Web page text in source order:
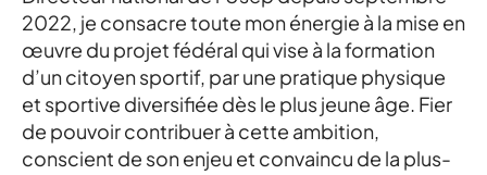
développant outils et
ressources, en soutenant
les associations d’écoles
et ainsi contribuer à
l’épanouissement des
enfants à travers le sport
et l'éducation.
2022, je consacre toute mon énergie à la mise en
œuvre du projet fédéral qui vise à la formation
d’un citoyen sportif, par une pratique physique
et sportive diversifiée dès le plus jeune âge. Fier
de pouvoir contribuer à cette ambition,
conscient de son enjeu et convaincu de la plus-